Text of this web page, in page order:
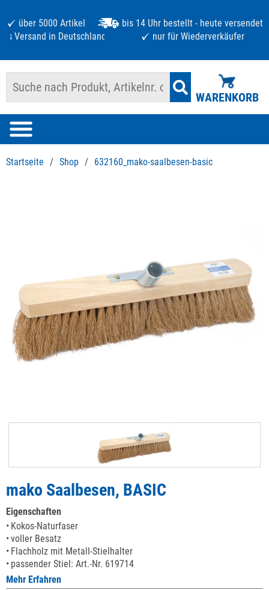
über 5000 Artikel
bis 14 Uhr bestellt - heute versendet
Versand in Deutschland ab 125 €
nur für Wiederverkäufer
WARENKORB
Startseite / Shop / 632160_mako-saalbesen-basic
mako Saalbesen, BASIC
Eigenschaften
Kokos-Naturfaser
voller Besatz
Flachholz mit Metall-Stielhalter
passender Stiel: Art.-Nr. 619714
Mehr Erfahren